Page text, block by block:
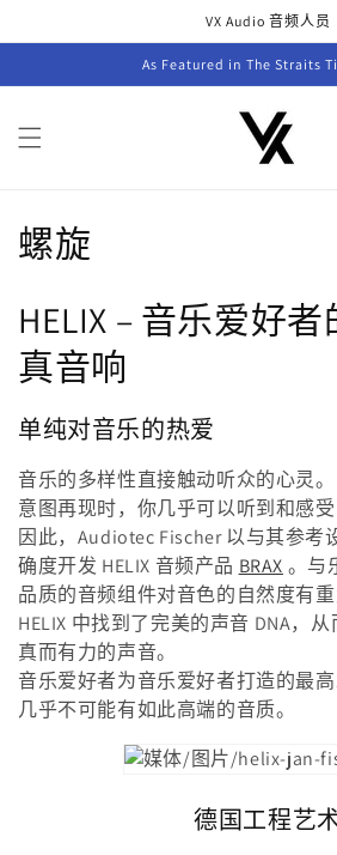
VX Audio 音频人员
As Featured in The Straits
收
:
螺旋
HELIX – 音乐爱好
真音响
单纯对音乐的热爱
音乐的多样性直接触动听众的心灵
意图再现时，你几乎可以听到和感受
因此，Audiotec Fischer 以与其参考
确度开发 HELIX 音频产品 BRAX 。与
品质的音频组件对音色的自然度有
HELIX 中找到了完美的声音 DNA，
真而有力的声音。
音乐爱好者为音乐爱好者打造的最
几乎不可能有如此高端的音质。
德国工程艺